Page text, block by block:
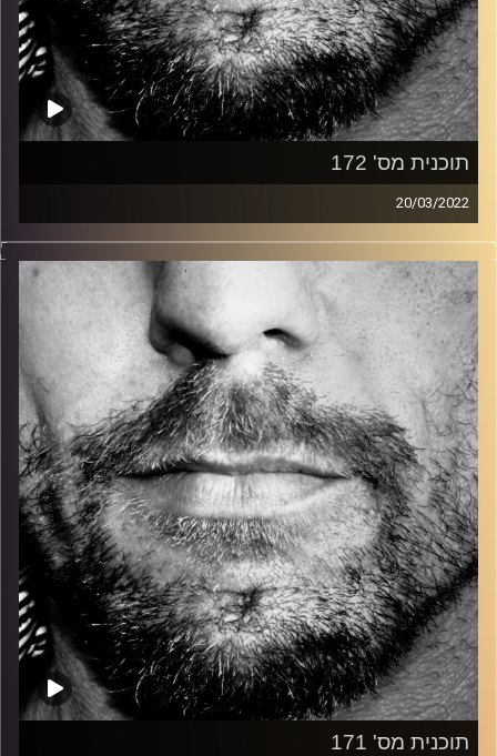
תוכנית מס' 172
20/03/2022
זיפים, מוזיקה מחוספסת של הופעות חיות. הרבה ג'אם, רוק,
בלוז, bluegrass, ג'אז, Fאנק, פרוגרסיב ואפילו אלקטרוניקה.
כל מה שחי, אמיתי ונושם.
עם שמוליק רגב.
קרדיט תמונות: David Goehring
תוכנית מס' 171